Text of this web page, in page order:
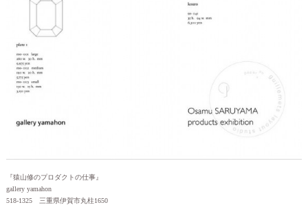
『猿山修のプロダクトの仕事』
gallery yamahon
518-1325 三重県伊賀市丸柱1650